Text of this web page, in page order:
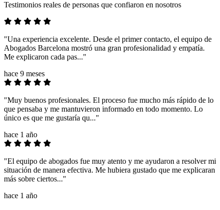
Testimonios reales de personas que confiaron en nosotros
"Una experiencia excelente. Desde el primer contacto, el equipo de
Abogados Barcelona mostró una gran profesionalidad y empatía.
Me explicaron cada pas..."
hace 9 meses
"Muy buenos profesionales. El proceso fue mucho más rápido de lo
que pensaba y me mantuvieron informado en todo momento. Lo
único es que me gustaría qu..."
hace 1 año
"El equipo de abogados fue muy atento y me ayudaron a resolver mi
situación de manera efectiva. Me hubiera gustado que me explicaran
más sobre ciertos..."
hace 1 año